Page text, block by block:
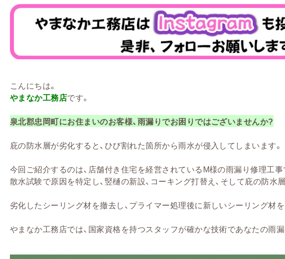
こんにちは。
やまなか工務店です。
泉北郡忠岡町にお住まいのお客様、雨漏りでお困りではございませんか?
庇の防水層が劣化すると、ひび割れた箇所から雨水が侵入してしまいます。
今回ご紹介するのは、店舗付き住宅を経営されているM様の雨漏り修理工事
散水試験で原因を特定し、竪樋の新設、コーキング打替え、そして庇の防水
劣化したシーリング材を撤去し、プライマー処理後に新しいシーリング材
やまなか工務店では、国家資格を持つスタッフが確かな技術であなたの雨